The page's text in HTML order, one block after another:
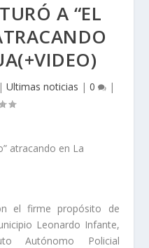
A “EL
| Ultimas noticias | 0 |
el firme propósito de
Leonardo Infante,
Autónomo Policial